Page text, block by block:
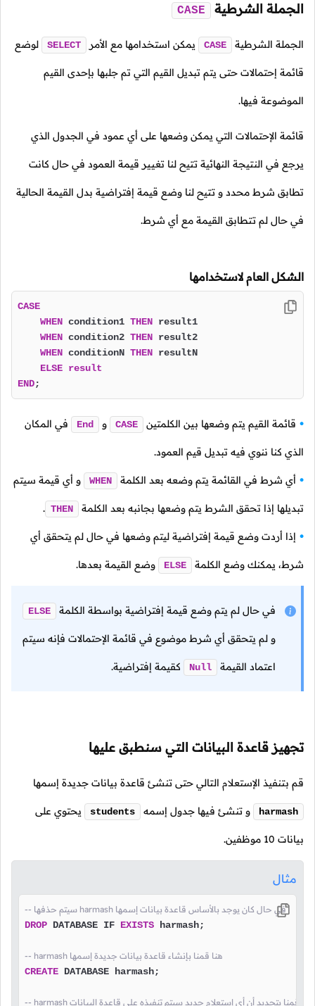
الجملة الشرطية CASE
الجملة الشرطية CASE يمكن استخدامها مع الأمر SELECT لوضع
قائمة إحتمالات حتى يتم تبديل القيم التي تم جلبها بإحدى القيم
الموضوعة فيها.
قائمة الإحتمالات التي يمكن وضعها على أي عمود في الجدول الذي
يرجع في النتيجة النهائية تتيح لنا تغيير قيمة العمود في حال كانت
تطابق شرط محدد و تتيح لنا وضع قيمة إفتراضية بدل القيمة الحالية
في حال لم تتطابق القيمة مع أي شرط.
الشكل العام لاستخدامها
CASE
WHEN condition1 THEN result1
WHEN condition2 THEN result2
WHEN conditionN THEN resultN
ELSE result
END;
قائمة القيم يتم وضعها بين الكلمتين CASE و End في المكان
الذي كنا ننوي فيه تبديل قيم العمود.
أي شرط في القائمة يتم وضعه بعد الكلمة WHEN و أي قيمة سيتم
تبديلها إذا تحقق الشرط يتم وضعها بجانبه بعد الكلمة THEN
.
إذا أردت وضع قيمة إفتراضية ليتم وضعها في حال لم يتحقق أي
شرط، يمكنك وضع الكلمة ELSE وضع القيمة بعدها.
في حال لم يتم وضع قيمة إفتراضية بواسطة الكلمة ELSE
و لم يتحقق أي شرط موضوع في قائمة الإحتمالات فإنه سيتم
اعتماد القيمة Null كقيمة إفتراضية.
تجهيز قاعدة البيانات التي سنطبق عليها
قم بتنفيذ الإستعلام التالي حتى تنشئ قاعدة بيانات جديدة إسمها
harmash و تنشئ فيها جدول إسمه students يحتوي على
بيانات 10 موظفين.
مثال
-- سيتم حذفها harmash في حال كان يوجد بالأساس قاعدة بيانات إسمها
DROP DATABASE IF EXISTS harmash;
-- harmash هنا قمنا بإنشاء قاعدة بيانات جديدة إسمها
CREATE DATABASE harmash;
-- harmash هنا قمنا بتحديد أن أي إستعلام جديد سيتم تنفيذه على قاعدة البيانات